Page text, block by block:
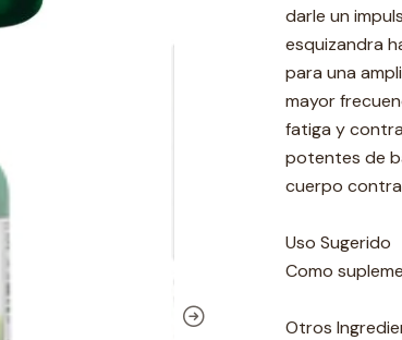
darle un
esquizandra
para una
mayor
fatiga y
potentes de
cuerpo
Uso Sugerido
Como
Otros